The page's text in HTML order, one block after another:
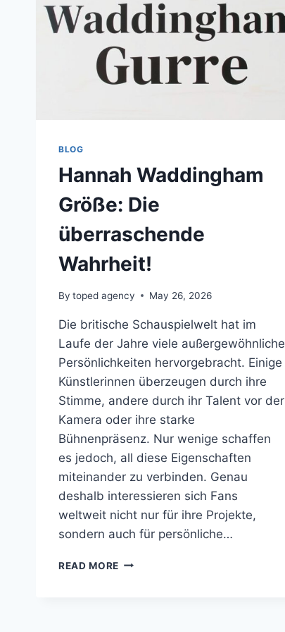
BLOG
Hannah Waddingham
Größe: Die
überraschende
Wahrheit!
By toped agency May 26, 2026
Die britische Schauspielwelt hat im
Laufe der Jahre viele außergewöhnliche
Persönlichkeiten hervorgebracht. Einige
Künstlerinnen überzeugen durch ihre
Stimme, andere durch ihr Talent vor der
Kamera oder ihre starke
Bühnenpräsenz. Nur wenige schaffen
es jedoch, all diese Eigenschaften
miteinander zu verbinden. Genau
deshalb interessieren sich Fans
weltweit nicht nur für ihre Projekte,
sondern auch für persönliche…
READ MORE HANNAH